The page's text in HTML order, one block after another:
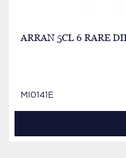
ARRAN 5CL 6 RARE
MI0141E